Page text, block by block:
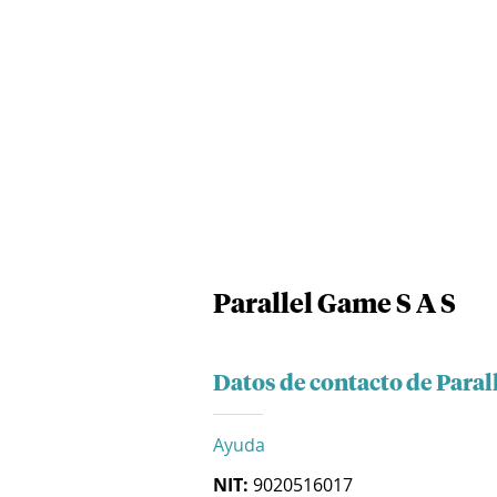
Parallel Game S A S
Datos de contacto de
Ayuda
NIT: 9020516017